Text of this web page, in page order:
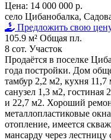
Цена: 14 000 000 р.
село Цибанобалка,
Предложить свою
105.9 м² Общая пл.
8 сот. Участок
Продаётся в поселке
года постройки. Дом
тамбур 2,2 м2, кухня
санузел 1,3 м2,
и 22,7 м2. Хороший
металлопластиковые
отопление, имеется
мансарду через